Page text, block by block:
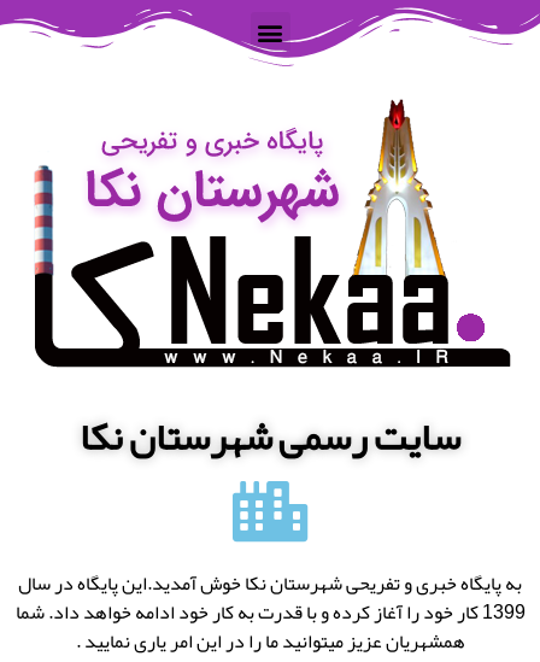
سایت رسمی شهرستان نکا
به پایگاه خبری و تفریحی شهرستان نکا خوش آمدید.این پایگاه در سال
1399 کار خود را آغاز کرده و با قدرت به کار خود ادامه خواهد داد. شما
همشهریان عزیز میتوانید ما را در این امر یاری نمایید .